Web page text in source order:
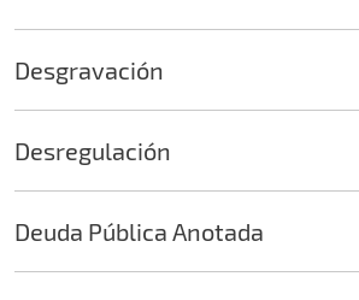
Desgravación
Desregulación
Deuda Pública Anotada